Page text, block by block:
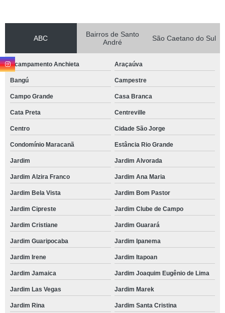
ABC
Bairros de Santo
André
São Caetano do Sul
Acampamento Anchieta Araçaúva
Bangú Campestre
Campo Grande Casa Branca
Cata Preta Centreville
Centro Cidade São Jorge
Condomínio Maracanã Estância Rio Grande
Jardim Jardim Alvorada
Jardim Alzira Franco Jardim Ana Maria
Jardim Bela Vista Jardim Bom Pastor
Jardim Cipreste Jardim Clube de Campo
Jardim Cristiane Jardim Guarará
Jardim Guaripocaba Jardim Ipanema
Jardim Irene Jardim Itapoan
Jardim Jamaica Jardim Joaquim Eugênio de Lima
Jardim Las Vegas Jardim Marek
Jardim Rina Jardim Santa Cristina